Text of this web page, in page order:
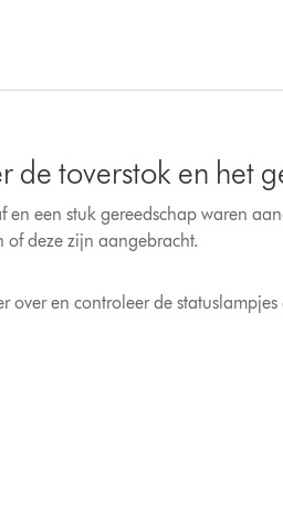
de toverstok en het
en een stuk gereedschap waren
of deze zijn aangebracht.
over en controleer de